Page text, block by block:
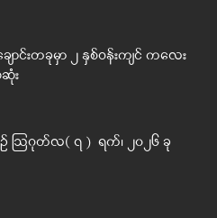
ာင်းတခုမှာ ၂ နှစ်ဝန်းကျင် ကလေး
း
ဩဂုတ်လ( ၇ ) ရက်၊ ၂၀၂၆ ခု